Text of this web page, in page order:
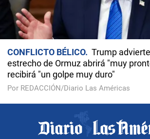
CONFLICTO BÉLICO
Trump
estrecho de Ormuz abrirá "muy
recibirá "un golpe muy duro"
Por REDACCIÓN/Diario Las Américas